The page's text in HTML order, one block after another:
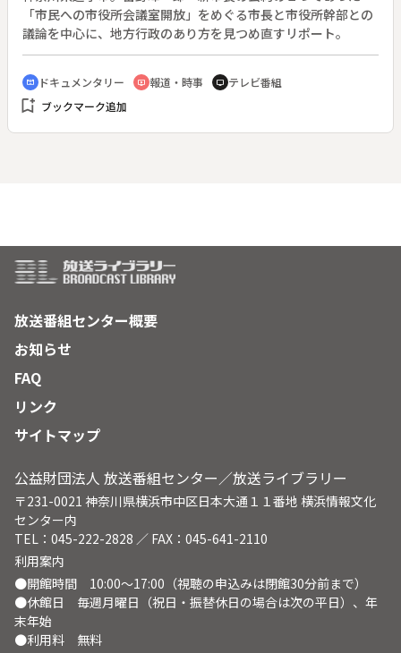
「市民への市役所会議室開放」をめぐる市長と市役所幹部との
議論を中心に、地方行政のあり方を見つめ直すリポート。
cinematic_blur ドキュメンタリー ondemand_video 報道・時事 tv テレビ番組
bookmark_add ブックマーク追加
放送番組センター概要
お知らせ
FAQ
リンク
サイトマップ
公益財団法人 放送番組センター／放送ライブラリー
〒231-0021 神奈川県横浜市中区日本大通１１番地 横浜情報文化
センター内
TEL：045-222-2828 ／ FAX：045-641-2110
利用案内
●開館時間 10:00～17:00（視聴の申込みは閉館30分前まで）
●休館日 毎週月曜日（祝日・振替休日の場合は次の平日）、年
末年始
●利用料 無料